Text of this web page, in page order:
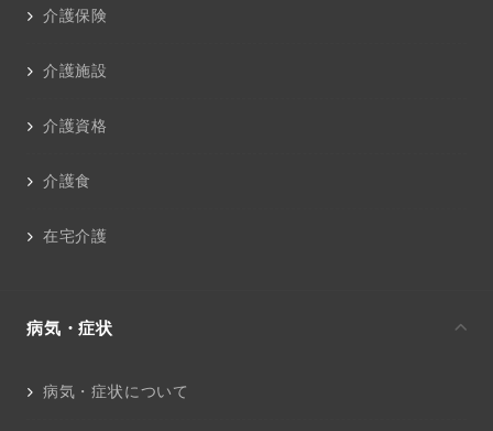
介護保険
介護施設
介護資格
介護食
在宅介護
病気・症状
病気・症状について